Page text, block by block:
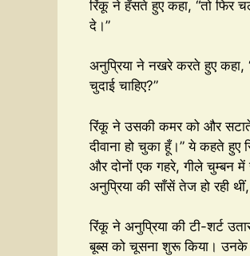
रिंकू ने हँसते हुए कहा, “तो फिर
दे।”
अनुप्रिया ने नखरे करते हुए कहा,
चुदाई चाहिए?”
रिंकू ने उसकी कमर को और सटाते
दीवाना हो चुका हूँ।” ये कहते
और दोनों एक गहरे, गीले चुम्बन
अनुप्रिया की साँसें तेज हो रही
रिंकू ने अनुप्रिया की टी-शर्ट
बूब्स को चूसना शुरू किया। उनके